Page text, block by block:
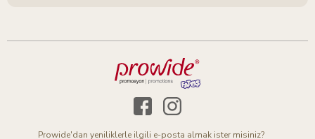
Prowide'dan yeniliklerle ilgili e-posta almak ister misiniz?